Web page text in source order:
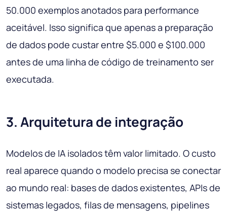
50.000 exemplos anotados para performance
aceitável. Isso significa que apenas a preparação
de dados pode custar entre $5.000 e $100.000
antes de uma linha de código de treinamento ser
executada.
3. Arquitetura de integração
Modelos de IA isolados têm valor limitado. O custo
real aparece quando o modelo precisa se conectar
ao mundo real: bases de dados existentes, APIs de
sistemas legados, filas de mensagens, pipelines